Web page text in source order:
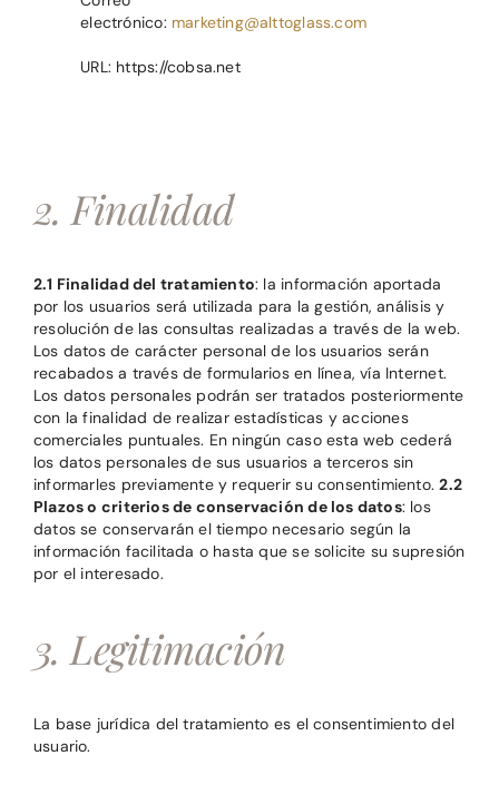
electrónico: marketing@alttoglass.com
URL: https://cobsa.net
2. Finalidad
2.1 Finalidad del tratamiento: la información aportada
por los usuarios será utilizada para la gestión, análisis y
resolución de las consultas realizadas a través de la web.
Los datos de carácter personal de los usuarios serán
recabados a través de formularios en línea, vía Internet.
Los datos personales podrán ser tratados posteriormente
con la finalidad de realizar estadísticas y acciones
comerciales puntuales. En ningún caso esta web cederá
los datos personales de sus usuarios a terceros sin
informarles previamente y requerir su consentimiento.2.2
Plazos o criterios de conservación de los datos: los
datos se conservarán el tiempo necesario según la
información facilitada o hasta que se solicite su supresión
por el interesado.
3. Legitimación
La base jurídica del tratamiento es el consentimiento del
usuario.